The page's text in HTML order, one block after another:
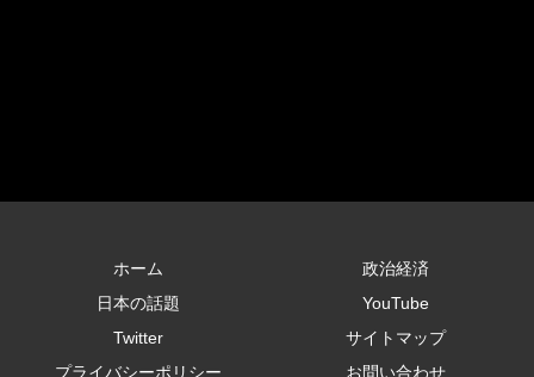
ホーム
政治経済
日本の話題
YouTube
Twitter
サイトマップ
プライバシーポリシー
お問い合わせ